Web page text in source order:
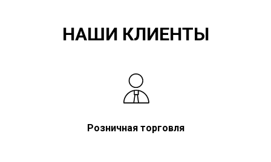
НАШИ КЛИЕНТЫ
Розничная торговля